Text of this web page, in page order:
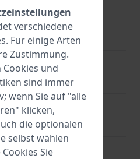
Silber
N/A
Mailänder schließe
60 mm
110 mm
verschiedene
. Für einige Arten
Zustimmung.
und
sind immer
wenn Sie auf "alle
klicken,
die optionalen
selbst wählen
Sie